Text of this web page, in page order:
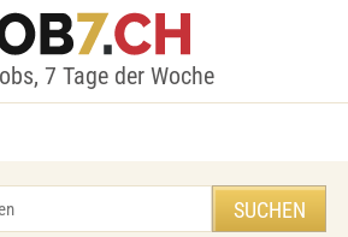
7 Tage der Woche